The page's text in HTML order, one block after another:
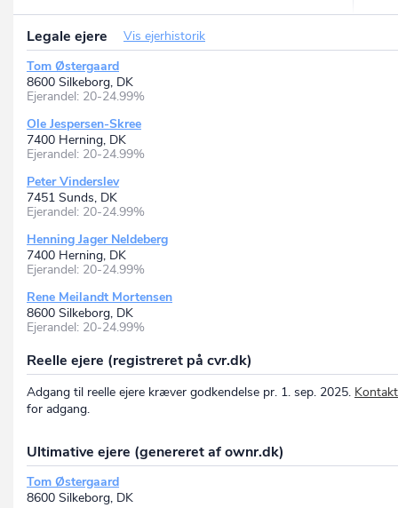
Legale ejere
Vis ejerhistorik
Tom Østergaard
8600 Silkeborg, DK
Ejerandel: 20-24.99%
Ole Jespersen-Skree
7400 Herning, DK
Ejerandel: 20-24.99%
Peter Vinderslev
7451 Sunds, DK
Ejerandel: 20-24.99%
Henning Jager Neldeberg
7400 Herning, DK
Ejerandel: 20-24.99%
Rene Meilandt Mortensen
8600 Silkeborg, DK
Ejerandel: 20-24.99%
Reelle ejere (registreret på cvr.dk)
Adgang til reelle ejere kræver godkendelse pr. 1. sep. 2025.
for adgang.
Ultimative ejere (genereret af ownr.dk)
Tom Østergaard
8600 Silkeborg, DK